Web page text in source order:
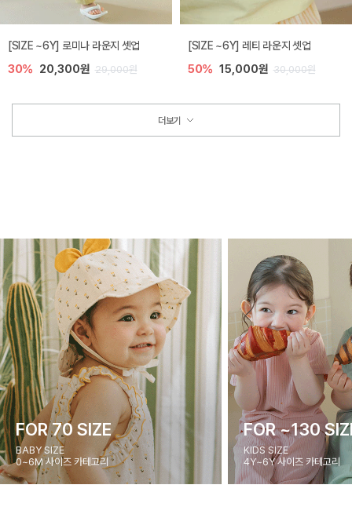
[SIZE ~6Y] 로미나 라운지 셋업
30% 20,300원 29,000원
[SIZE ~6Y] 레티 라운지 셋업
50% 15,000원 30,000원
더보기
FOR 70 SIZE
BABY SIZE
0~6M 사이즈 카테고리
FOR ~130
KIDS SIZE
4Y~6Y 사이즈 카테고리